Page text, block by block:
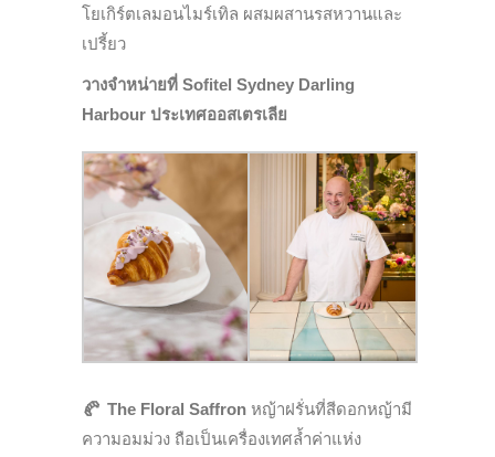
โยเกิร์ตเลมอนไมร์เทิล ผสมผสานรสหวานและ
เปรี้ยว
วางจำหน่ายที่ Sofitel Sydney Darling
Harbour ประเทศออสเตรเลีย
🥐 The Floral Saffron หญ้าฝรั่นที่สีดอกหญ้ามี
ความอมม่วง ถือเป็นเครื่องเทศล้ำค่าแห่ง